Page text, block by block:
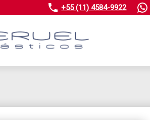
+55 (11) 4584-9922